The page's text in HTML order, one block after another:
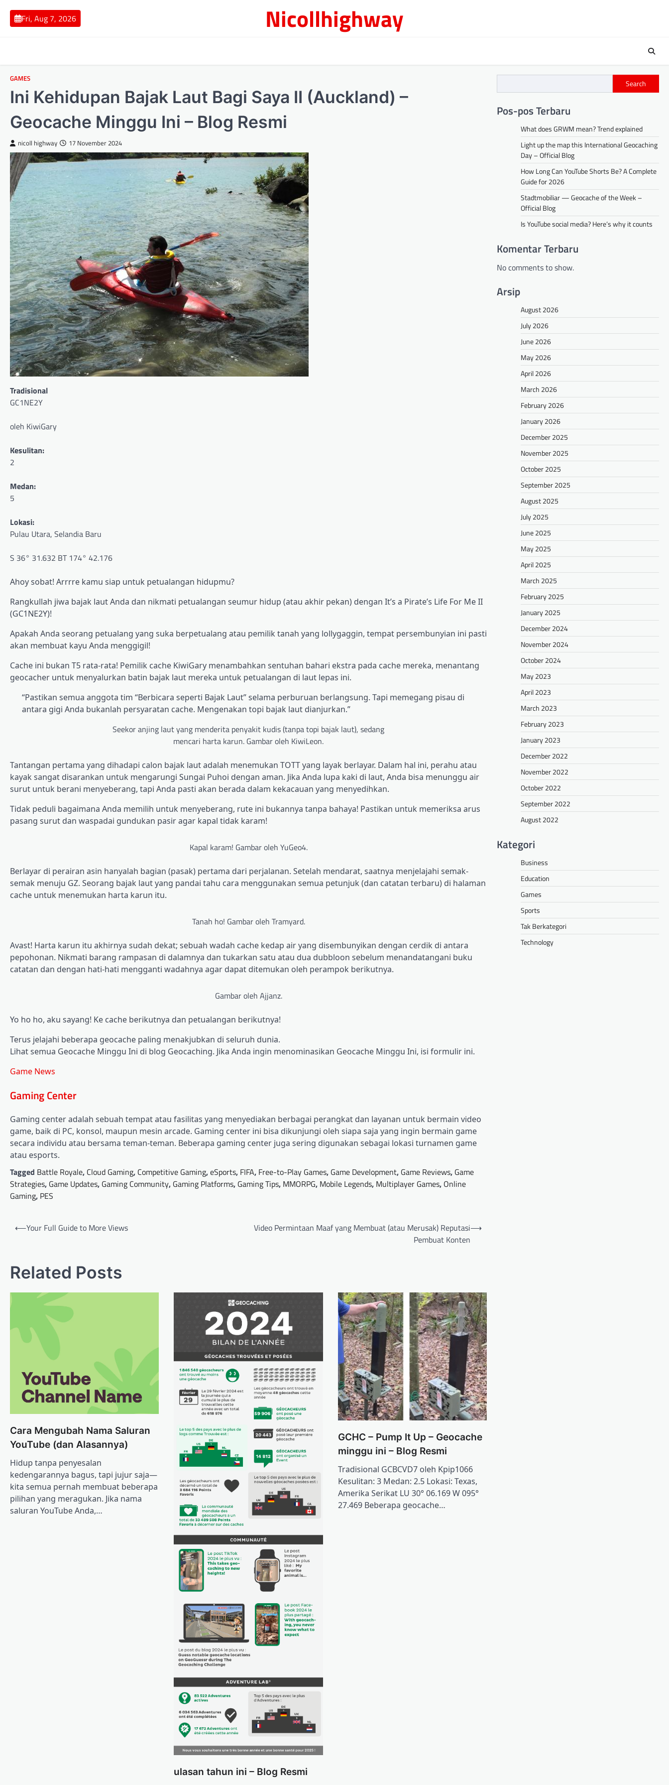
content
Fri, Aug 7, 2026 Nicollhighway
GAMES
Ini Kehidupan Bajak Laut Bagi Saya II (Auckland) –
Geocache Minggu Ini – Blog Resmi
nicoll highway 17 November 2024
Tradisional
GC1NE2Y
oleh KiwiGary
Kesulitan:
2
Medan:
5
Lokasi:
Pulau Utara, Selandia Baru
S 36° 31.632 BT 174° 42.176
Ahoy sobat! Arrrre kamu siap untuk petualangan hidupmu?
Rangkullah jiwa bajak laut Anda dan nikmati petualangan seumur hidup (atau akhir pekan) dengan It’s a Pirate’s Life For Me II
(GC1NE2Y)!
Apakah Anda seorang petualang yang suka berpetualang atau pemilik tanah yang lollygaggin, tempat persembunyian ini pasti
akan membuat kayu Anda menggigil!
Cache ini bukan T5 rata-rata! Pemilik cache KiwiGary menambahkan sentuhan bahari ekstra pada cache mereka, menantang
geocacher untuk menyalurkan batin bajak laut mereka untuk petualangan di laut lepas ini.
“Pastikan semua anggota tim “Berbicara seperti Bajak Laut” selama perburuan berlangsung. Tapi memegang pisau di
antara gigi Anda bukanlah persyaratan cache. Mengenakan topi bajak laut dianjurkan.”
Seekor anjing laut yang menderita penyakit kudis (tanpa topi bajak laut), sedang
mencari harta karun. Gambar oleh KiwiLeon.
Tantangan pertama yang dihadapi calon bajak laut adalah menemukan TOTT yang layak berlayar. Dalam hal ini, perahu atau
kayak sangat disarankan untuk mengarungi Sungai Puhoi dengan aman. Jika Anda lupa kaki di laut, Anda bisa menunggu air
surut untuk berani menyeberang, tapi Anda pasti akan berada dalam kekacauan yang menyedihkan.
Tidak peduli bagaimana Anda memilih untuk menyeberang, rute ini bukannya tanpa bahaya! Pastikan untuk memeriksa arus
pasang surut dan waspadai gundukan pasir agar kapal tidak karam!
Kapal karam! Gambar oleh YuGeo4.
Berlayar di perairan asin hanyalah bagian (pasak) pertama dari perjalanan. Setelah mendarat, saatnya menjelajahi semak-
semak menuju GZ. Seorang bajak laut yang pandai tahu cara menggunakan semua petunjuk (dan catatan terbaru) di halaman
cache untuk menemukan harta karun itu.
Tanah ho! Gambar oleh Tramyard.
Avast! Harta karun itu akhirnya sudah dekat; sebuah wadah cache kedap air yang disembunyikan dengan cerdik di antara
pepohonan. Nikmati barang rampasan di dalamnya dan tukarkan satu atau dua dubbloon sebelum menandatangani buku
catatan dan dengan hati-hati mengganti wadahnya agar dapat ditemukan oleh perampok berikutnya.
Gambar oleh Ajjanz.
Yo ho ho, aku sayang! Ke cache berikutnya dan petualangan berikutnya!
Terus jelajahi beberapa geocache paling menakjubkan di seluruh dunia.
Lihat semua Geocache Minggu Ini di blog Geocaching. Jika Anda ingin menominasikan Geocache Minggu Ini, isi formulir ini.
Game News
Gaming Center
Gaming center adalah sebuah tempat atau fasilitas yang menyediakan berbagai perangkat dan layanan untuk bermain video
game, baik di PC, konsol, maupun mesin arcade. Gaming center ini bisa dikunjungi oleh siapa saja yang ingin bermain game
secara individu atau bersama teman-teman. Beberapa gaming center juga sering digunakan sebagai lokasi turnamen game
atau esports.
Tagged Battle Royale, Cloud Gaming, Competitive Gaming,eSports, FIFA, Free-to-Play Games, Game Development, Game Reviews, Game
Strategies, Game Updates, Gaming Community, Gaming Platforms, Gaming Tips, MMORPG, Mobile Legends, Multiplayer Games, Online
Gaming, PES
Post
⟵Your Full Guide to More Views
Video Permintaan Maaf yang Membuat (atau Merusak) Reputasi
Pembuat Konten
⟶
Related Posts
Cara Mengubah Nama Saluran
YouTube (dan Alasannya)
Hidup tanpa penyesalan
kedengarannya bagus, tapi jujur ​​saja—
kita semua pernah membuat beberapa
pilihan yang meragukan. Jika nama
saluran YouTube Anda,…
ulasan tahun ini – Blog Resmi
GCHC – Pump It Up – Geocache
minggu ini – Blog Resmi
Tradisional GCBCVD7 oleh Kpip1066
Kesulitan: 3 Medan: 2.5 Lokasi: Texas,
Amerika Serikat LU 30° 06.169 W 095°
27.469 Beberapa geocache…
Search
Pos-pos Terbaru
What does GRWM mean? Trend explained
Light up the map this International Geocaching
Day – Official Blog
How Long Can YouTube Shorts Be? A Complete
Guide for 2026
Stadtmobiliar — Geocache of the Week –
Official Blog
Is YouTube social media? Here’s why it counts
Komentar Terbaru
No comments to show.
Arsip
August 2026
July 2026
June 2026
May 2026
April 2026
March 2026
February 2026
January 2026
December 2025
November 2025
October 2025
September 2025
August 2025
July 2025
June 2025
May 2025
April 2025
March 2025
February 2025
January 2025
December 2024
November 2024
October 2024
May 2023
April 2023
March 2023
February 2023
January 2023
December 2022
November 2022
October 2022
September 2022
August 2022
Kategori
Business
Education
Games
Sports
Tak Berkategori
Technology